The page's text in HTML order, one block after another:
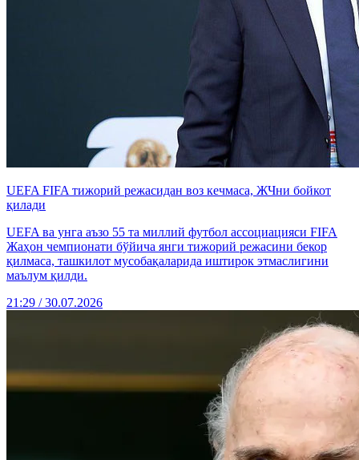
UEFA FIFA тижорий режасидан воз кечмаса, ЖЧни бойкот
қилади
UEFA ва унга аъзо 55 та миллий футбол ассоциацияси FIFA
Жаҳон чемпионати бўйича янги тижорий режасини бекор
қилмаса, ташкилот мусобақаларида иштирок этмаслигини
маълум қилди.
21:29 / 30.07.2026